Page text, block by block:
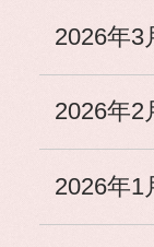
2026年3
2026年2
2026年1